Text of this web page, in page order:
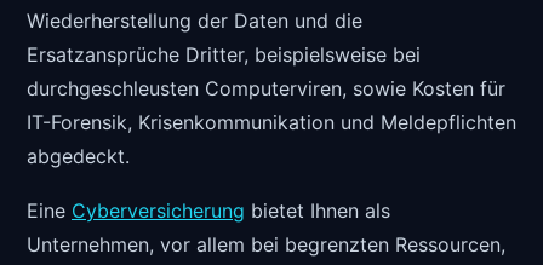
Wiederherstellung der Daten und die
Ersatzansprüche Dritter, beispielsweise bei
durchgeschleusten Computerviren, sowie Kosten für
IT-Forensik, Krisenkommunikation und Meldepflichten
abgedeckt.
Eine Cyberversicherung bietet Ihnen als
Unternehmen, vor allem bei begrenzten Ressourcen,